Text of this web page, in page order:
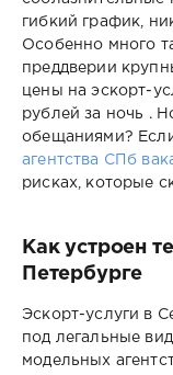
гибкий график,
Особенно много
преддверии
цены на эскорт-
рублей за ночь .
обещаниями?
агентства СПб
рисках, которые
Как устроен
Петербурге
Эскорт-услуги в
под легальные
модельных